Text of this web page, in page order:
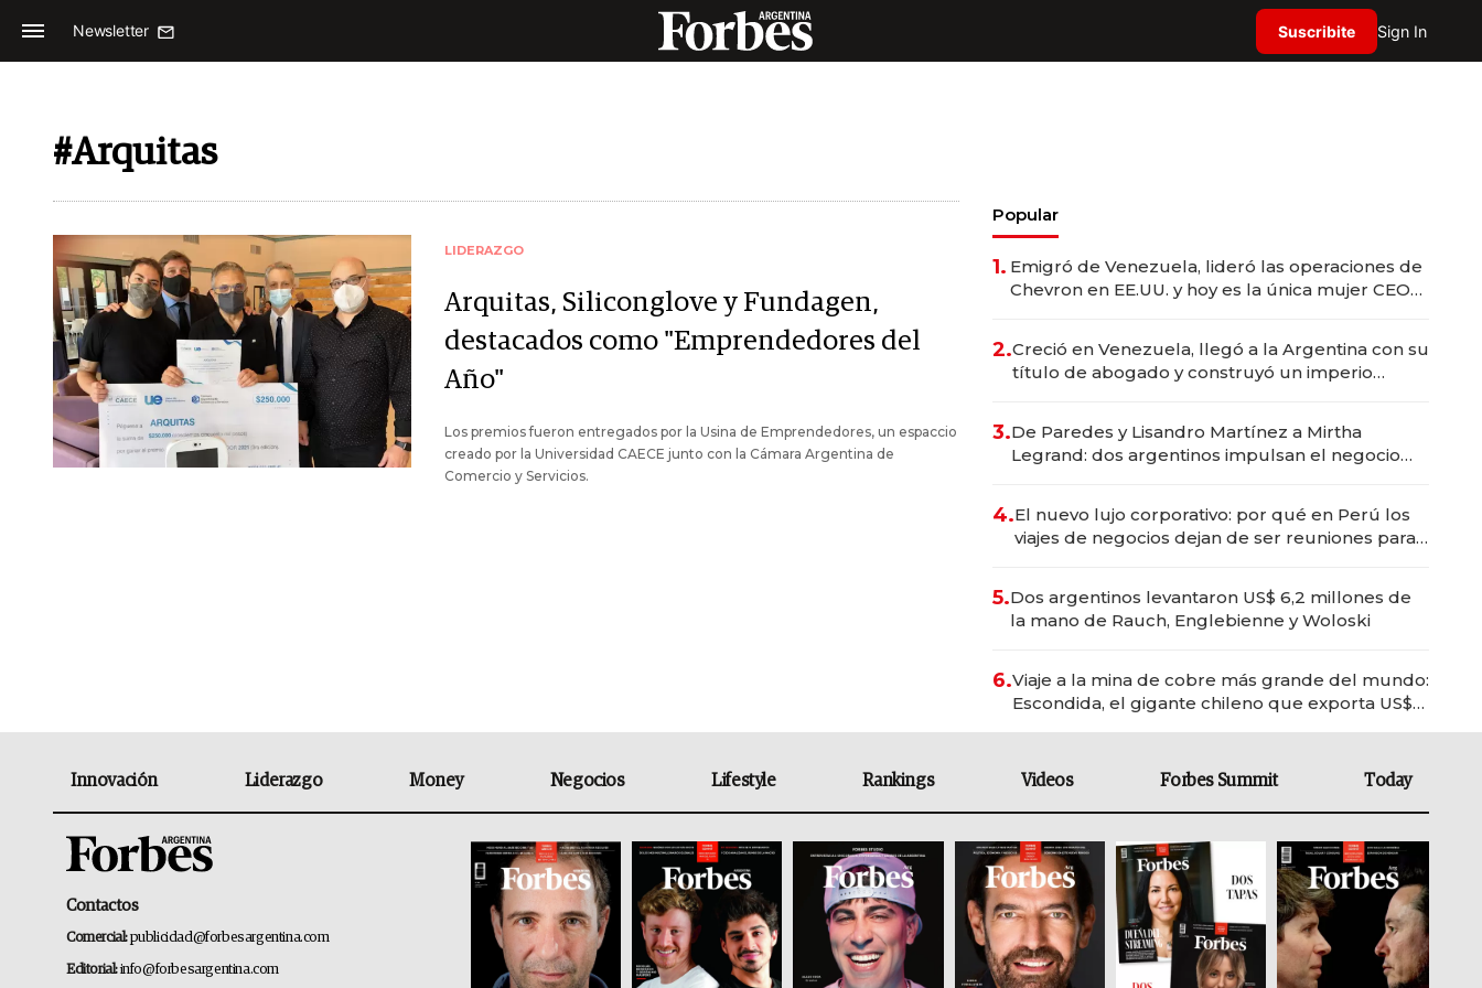
Newsletter Suscribite Sign In
#Arquitas
LIDERAZGO
Arquitas, Siliconglove y Fundagen,
destacados como "Emprendedores del
Año"
Los premios fueron entregados por la Usina de Emprendedores, un espaccio
creado por la Universidad CAECE junto con la Cámara Argentina de
Comercio y Servicios.
Popular
1. Emigró de Venezuela, lideró las operaciones de
Chevron en EE.UU. y hoy es la única mujer CEO
2.Creció en Venezuela, llegó a la Argentina con su
título de abogado y construyó un imperio
3.De Paredes y Lisandro Martínez a Mirtha
Legrand: dos argentinos impulsan el negocio
4.El nuevo lujo corporativo: por qué en Perú los
viajes de negocios dejan de ser reuniones para
5.Dos argentinos levantaron US$ 6,2 millones de
la mano de Rauch, Englebienne y Woloski
6.Viaje a la mina de cobre más grande del mundo:
Escondida, el gigante chileno que exporta US$
Innovación Liderazgo Money Negocios Lifestyle Rankings Videos Forbes Summit Today
Contactos
Comercial:publicidad@forbesargentina.com
Editorial:info@forbesargentina.com